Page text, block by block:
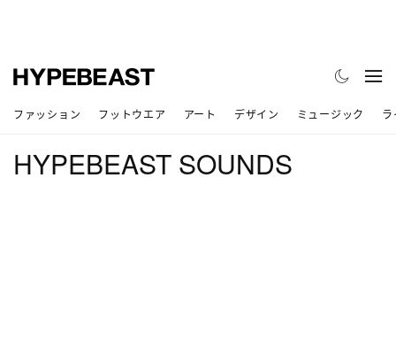
ファッション フットウエア アート デザイン ミュージック
HYPEBEAST SOUNDS